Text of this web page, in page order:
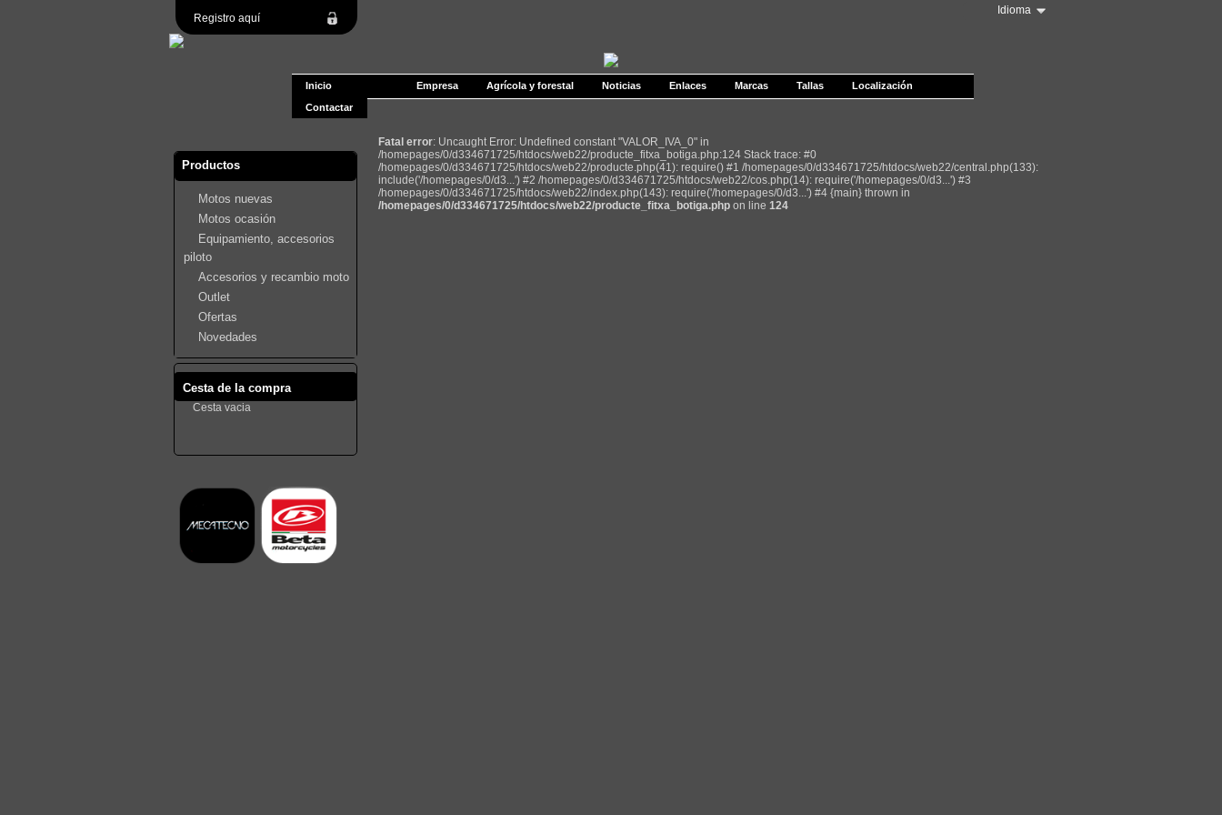
Registro aquí
Idioma
Inicio Empresa Agrícola y forestal Noticias Enlaces Marcas Tallas
Localización
Contactar
Productos
Motos nuevas
Motos ocasión
Equipamiento, accesorios
piloto
Accesorios y recambio moto
Outlet
Ofertas
Novedades
Cesta de la compra
Cesta vacia
Fatal error: Uncaught Error: Undefined constant "VALOR_IVA_0" in
/homepages/0/d334671725/htdocs/web22/producte_fitxa_botiga.php:124 Stack trace: #0
/homepages/0/d334671725/htdocs/web22/producte.php(41): require() #1 /homepages/0/d334671725/htdocs/web22/central.php(133):
include('/homepages/0/d3...') #2 /homepages/0/d334671725/htdocs/web22/cos.php(14): require('/homepages/0/d3...') #3
/homepages/0/d334671725/htdocs/web22/index.php(143): require('/homepages/0/d3...') #4 {main} thrown in
/homepages/0/d334671725/htdocs/web22/producte_fitxa_botiga.php on line 124